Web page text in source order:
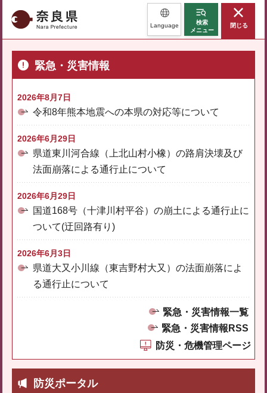
奈良県 Language
検索
メニュー
閉じる
緊急・災害情報
2026年8月7日
令和8年熊本地震への本県の対応等について
2026年6月29日
県道東川河合線（上北山村小橡）の路肩決壊及び
法面崩落による通行止について
2026年6月29日
国道168号（十津川村平谷）の崩土による通行止に
ついて(迂回路有り)
2026年6月3日
県道大又小川線（東吉野村大又）の法面崩落によ
る通行止について
緊急・災害情報一覧
緊急・災害情報RSS
防災・危機管理ページ
防災ポータル